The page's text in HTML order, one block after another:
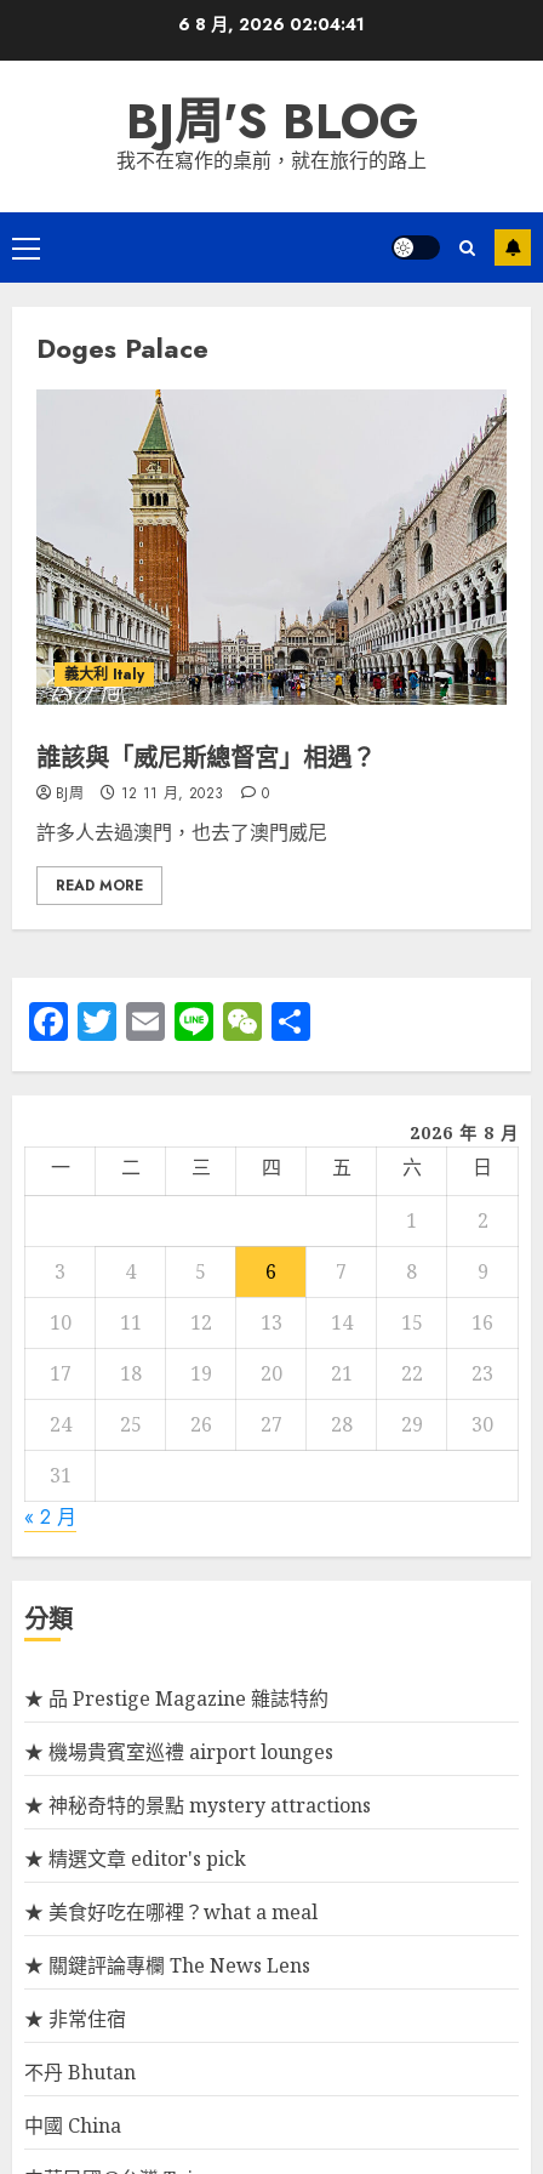
6 8 月, 2026 02:04:41
BJ周'S BLOG
我不在寫作的桌前，就在旅行的路上
Primary
Menu
Doges Palace
義大利 Italy
誰該與「威尼斯總督宮」相遇？
BJ周 12 11 月, 2023 0
許多人去過澳門，也去了澳門威尼
READ MORE
Facebook
Twitter
Email
LineWeChat
享
2026 年 8 月
一 二 三 四 五 六
日
1
2
3
4 5 6 7 8
9
10
11 12 13 14 15
16
17
18 19 20 21 22
23
24
25 26 27 28 29
30
31
« 2 月
分類
★ 品 Prestige Magazine 雜誌特約
★ 機場貴賓室巡禮 airport lounges
★ 神秘奇特的景點 mystery attractions
★ 精選文章 editor's pick
★ 美食好吃在哪裡？what a meal
★ 關鍵評論專欄 The News Lens
★ 非常住宿
不丹 Bhutan
中國 China